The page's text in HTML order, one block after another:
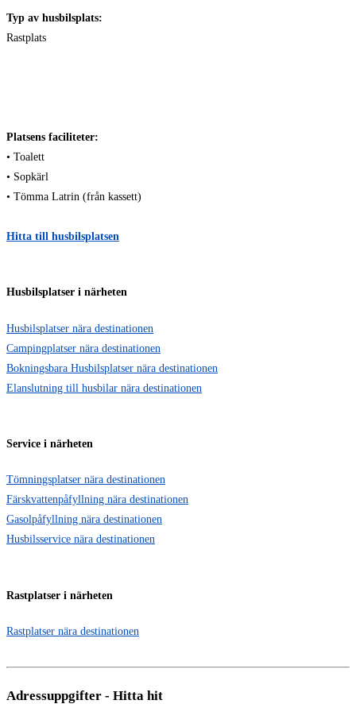
Typ av husbilsplats:
Rastplats
Platsens faciliteter:
• Toalett
• Sopkärl
• Tömma Latrin (från kassett)
Hitta till husbilsplatsen
Husbilsplatser i närheten
Husbilsplatser nära destinationen
Campingplatser nära destinationen
Bokningsbara Husbilsplatser nära destinationen
Elanslutning till husbilar nära destinationen
Service i närheten
Tömningsplatser nära destinationen
Färskvattenpåfyllning nära destinationen
Gasolpåfyllning nära destinationen
Husbilsservice nära destinationen
Rastplatser i närheten
Rastplatser nära destinationen
Adressuppgifter - Hitta hit